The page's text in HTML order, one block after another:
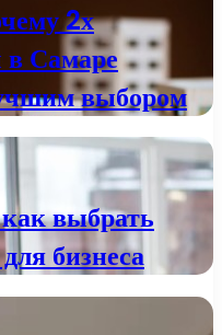
2х
Самаре
выбором
выбрать
бизнеса